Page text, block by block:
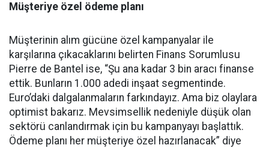
Müşteriye özel ödeme planı
Müşterinin alım gücüne özel kampanyalar ile
karşılarına çıkacaklarını belirten Finans Sorumlusu
Pierre de Bantel ise, “Şu ana kadar 3 bin aracı finanse
ettik. Bunların 1.000 adedi inşaat segmentinde.
Euro’daki dalgalanmaların farkındayız. Ama biz olaylara
optimist bakarız. Mevsimsellik nedeniyle düşük olan
sektörü canlandırmak için bu kampanyayı başlattık.
Ödeme planı her müşteriye özel hazırlanacak” diye